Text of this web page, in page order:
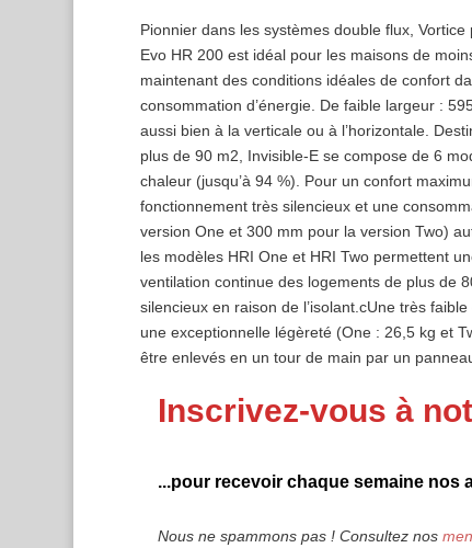
Pionnier dans les systèmes double flux,
Evo HR 200 est idéal pour les maisons de
maintenant des conditions idéales de confort
consommation d’énergie. De faible largeur :
aussi bien à la verticale ou à l’horizontale.
plus de 90 m2, Invisible-E se compose de 6
chaleur (jusqu’à 94 %). Pour un confort
fonctionnement très silencieux et une
version One et 300 mm pour la version Two)
les modèles HRI One et HRI Two permettent
ventilation continue des logements de plus de
silencieux en raison de l’isolant.cUne très
une exceptionnelle légèreté (One : 26,5 kg et
être enlevés en un tour de main par un
Inscrivez-vous à
...pour recevoir chaque semaine nos
Nous ne spammons pas ! Consultez nos